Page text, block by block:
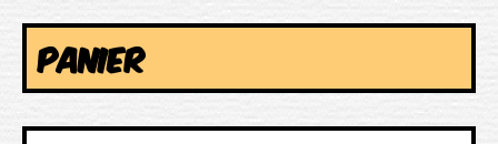
PANIER